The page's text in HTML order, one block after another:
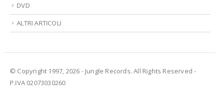
DVD
ALTRI ARTICOLI
© Copyright 1997, 2026 - Jungle Records. All Rights Reserved -
P.IVA 02073030260